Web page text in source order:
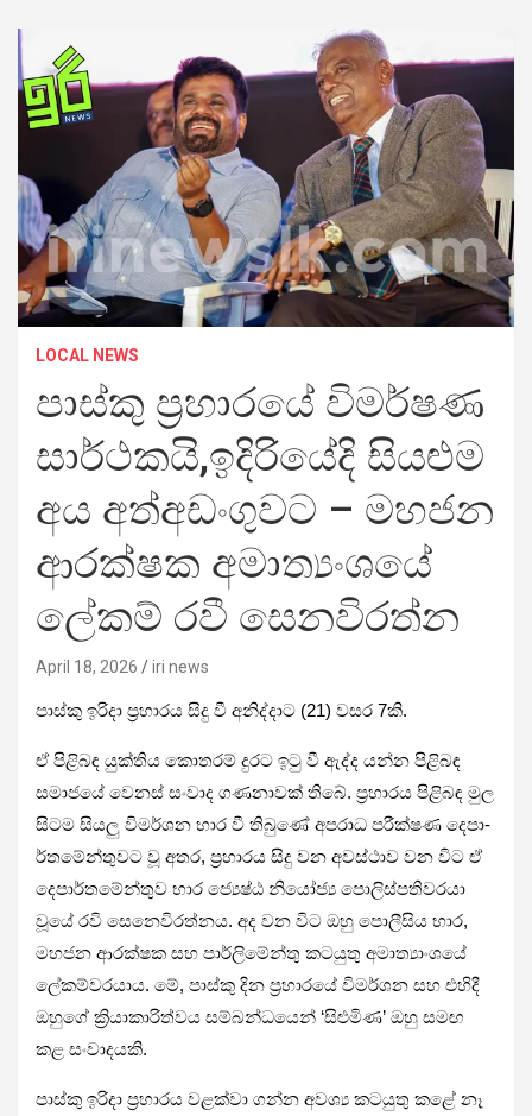
LOCAL NEWS
පාස්කු ප්‍රහාරයේ විමර්ෂණ
සාර්ථකයි,ඉදිරියේදි සියළුම
අය අත්අඩංගුවට – මහජන
ආරක්ෂක අමාත්‍යංශයේ
ලේකම් රවී සෙනවිරත්න
April 18, 2026 iri news
පාස්කු ඉරිදා ප්‍රහා­රය සිදු වී අනි­ද්දාට (21) වසර 7කි.
ඒ පිළි­බඳ යුක්තිය කොත­රම් දුරට ඉටු වී ඇද්ද යන්න පිළි­බඳ
සමා­ජයේ වෙනස් සංවාද ගණ­නා­වක් තිබේ. ප්‍රහා­රය පිළි­බඳ මුල
සිටම සියලු විම­ර්ශන භාර වී තිබුණේ අප­රාධ පරී­ක්ෂණ දෙපා­
ර්ත­මේ­න්තු­වට වූ අතර, ප්‍රහා­රය සිදු වන අව­ස්ථාව වන විට ඒ
දෙපා­ර්ත­මේ­න්තුව භාර ජ්‍යෙෂ්ඨ නියෝජ්‍ය පොලි­ස්ප­ති­ව­රයා
වූයේ රවි සෙනෙ­වි­ර­ත්නය. අද වන විට ඔහු පොලී­සිය භාර,
මහ­ජන ආර­ක්ෂක සහ පාර්ලිමේන්තු කටයුතු අමා­ත්‍යාං­ශයේ
ලේක­ම්ව­ර­යාය. මේ, පාස්කු දින ප්‍රහා­රයේ විම­ර්ශන සහ එහිදී
ඔහුගේ ක්‍රියා­කා­රි­ත්වය සම්බ­න්ධ­යෙන් ‘සිළු­මිණ’ ඔහු සමඟ
කළ සංවා­ද­යකි.
පාස්කු ඉරිදා ප්‍රහා­රය වළක්වා ගන්න අවශ්‍ය කට­යුතු කළේ නෑ